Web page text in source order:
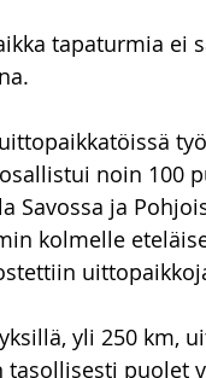
tapaturmia
noin 100
Savossa ja
kolmelle
yli 250 km,
tasollisesti